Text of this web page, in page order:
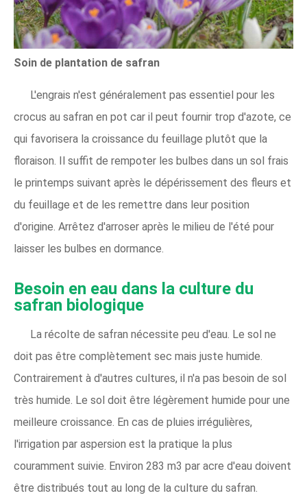
Soin de plantation de safran
L'engrais n'est généralement pas essentiel pour les
crocus au safran en pot car il peut fournir trop d'azote, ce
qui favorisera la croissance du feuillage plutôt que la
floraison. Il suffit de rempoter les bulbes dans un sol frais
le printemps suivant après le dépérissement des fleurs et
du feuillage et de les remettre dans leur position
d'origine. Arrêtez d'arroser après le milieu de l'été pour
laisser les bulbes en dormance.
Besoin en eau dans la culture du
safran biologique
La récolte de safran nécessite peu d'eau. Le sol ne
doit pas être complètement sec mais juste humide.
Contrairement à d'autres cultures, il n'a pas besoin de sol
très humide. Le sol doit être légèrement humide pour une
meilleure croissance. En cas de pluies irrégulières,
l'irrigation par aspersion est la pratique la plus
couramment suivie. Environ 283 m3 par acre d'eau doivent
être distribués tout au long de la culture du safran.